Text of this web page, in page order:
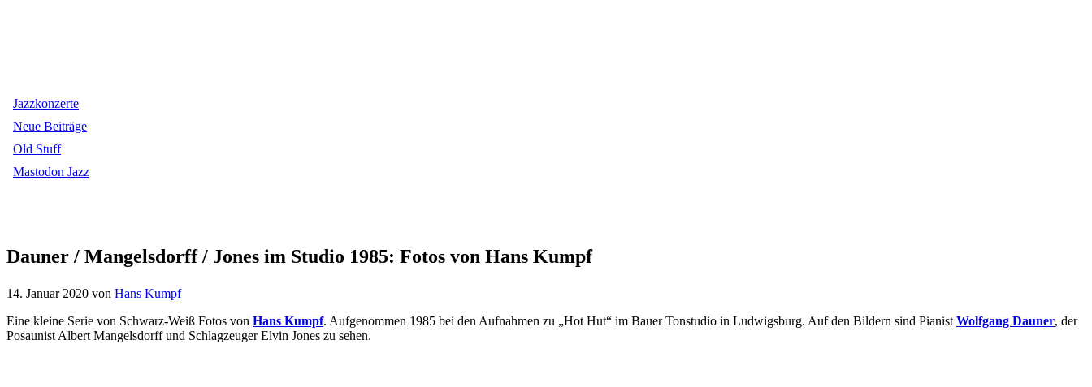
Jazzkonzerte
Neue Beiträge
Old Stuff
Mastodon Jazz
Dauner / Mangelsdorff / Jones im Studio 1985: Fotos von Hans Kumpf
14. Januar 2020 von Hans Kumpf
Eine kleine Serie von Schwarz-Weiß Fotos von Hans Kumpf. Aufgenommen 1985 bei den Aufnahmen zu „Hot Hut“ im Bauer Tonstudio in Ludwigsburg. Auf den Bildern sind Pianist Wolfgang Dauner, der
Posaunist Albert Mangelsdorff und Schlagzeuger Elvin Jones zu sehen.